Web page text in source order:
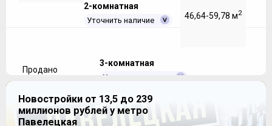
2-комнатная
Уточнить наличие 46,64-59,78 м2
Продано
3-комнатная
Уточнить наличие
82,49-97,06 м2 Продано
Новостройки от 13,5 до 239
миллионов рублей у метро
Павелецкая